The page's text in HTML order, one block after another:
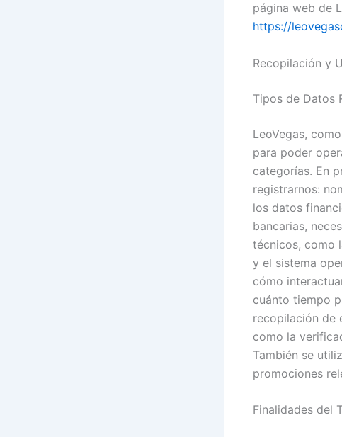
página web de
https://
Recopilación y
Tipos de Datos
LeoVegas,
para poder
categorías. En
registrarnos:
los datos
bancarias,
técnicos, como
y el sistema
cómo
cuánto tiempo
recopilación de
como la
También se
promociones
Finalidades del